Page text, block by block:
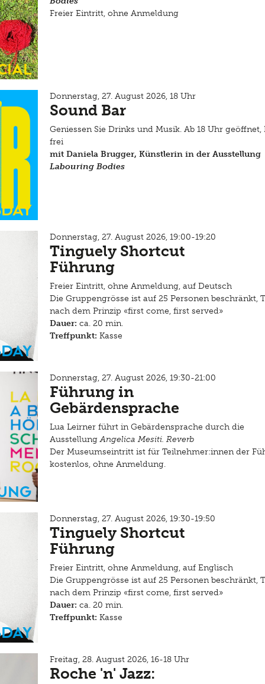
Freier Eintritt, ohne Anmeldung
Donnerstag, 27. August 2026, 18 Uhr
Sound Bar
Geniessen Sie Drinks und Musik. Ab 18 Uhr
frei
mit Daniela Brugger, Künstlerin in der Ausstellung
Labouring Bodies
Donnerstag, 27. August 2026, 19:00-19:20
Tinguely Shortcut
Führung
Freier Eintritt, ohne Anmeldung, auf Deutsch
Die Gruppengrösse ist auf 25 Personen beschränkt,
nach dem Prinzip «first come, first served»
Dauer: ca. 20 min.
Treffpunkt: Kasse
Donnerstag, 27. August 2026, 19:30-21:00
Führung in
Gebärdensprache
Lua Leirner führt in Gebärdensprache durch die
AusstellungAngelica Mesiti. Reverb
Der Museumseintritt ist für Teilnehmer:innen der
kostenlos, ohne Anmeldung.
Donnerstag, 27. August 2026, 19:30-19:50
Tinguely Shortcut
Führung
Freier Eintritt, ohne Anmeldung, auf Englisch
Die Gruppengrösse ist auf 25 Personen beschränkt,
nach dem Prinzip «first come, first served»
Dauer: ca. 20 min.
Treffpunkt: Kasse
Freitag, 28. August 2026, 16-18 Uhr
Roche 'n' Jazz: